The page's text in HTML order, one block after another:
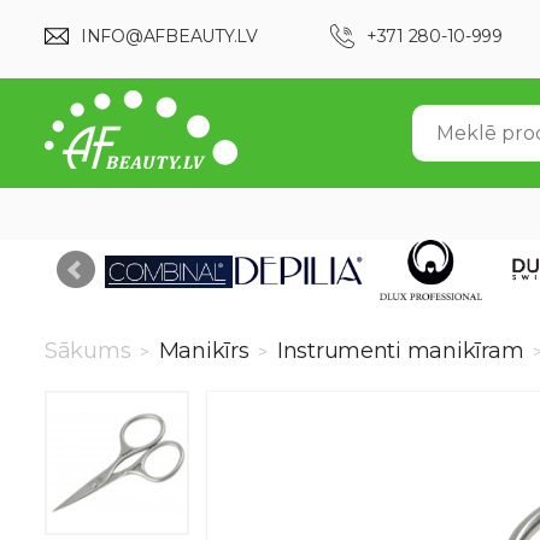
INFO@AFBEAUTY.LV +371 280-10-999
Sākums > Manikīrs > Instrumenti manikīram